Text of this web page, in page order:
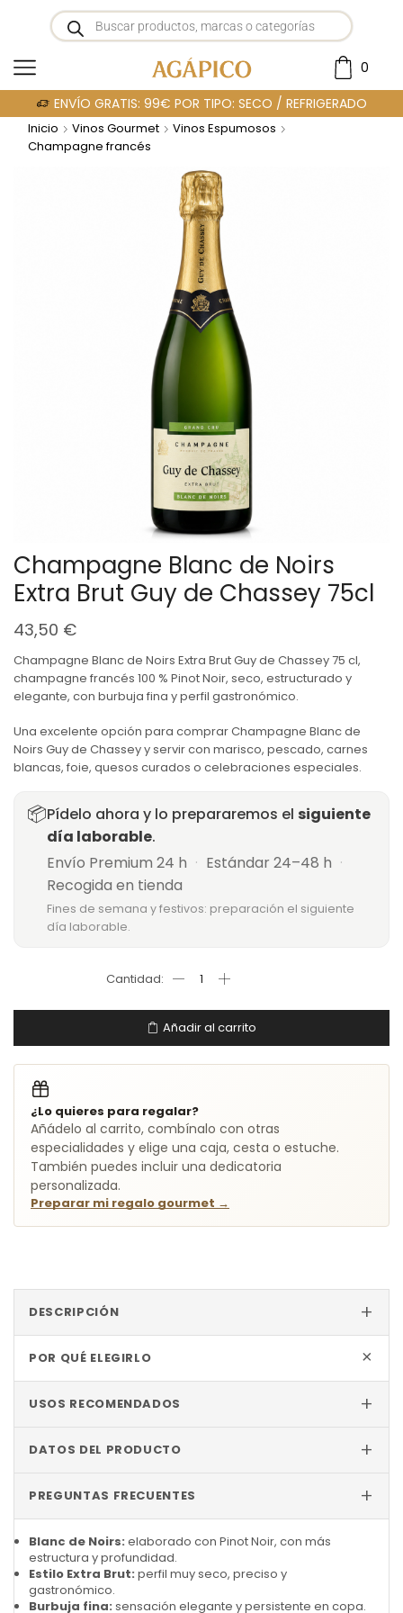
0
ENVÍO GRATIS: 99€ POR TIPO: SECO / REFRIGERADO
Inicio Vinos Gourmet
Vinos Espumosos
Champagne francés
Champagne Blanc de Noirs
Extra Brut Guy de Chassey 75cl
43,50 €
Champagne Blanc de Noirs Extra Brut Guy de Chassey 75 cl,
champagne francés 100 % Pinot Noir, seco, estructurado y
elegante, con burbuja fina y perfil gastronómico.
Una excelente opción para comprar Champagne Blanc de
Noirs Guy de Chassey y servir con marisco, pescado, carnes
blancas, foie, quesos curados o celebraciones especiales.
📦Pídelo ahora y lo prepararemos el siguiente
día laborable.
Envío Premium 24 h · Estándar 24–48 h ·
Recogida en tienda
Fines de semana y festivos: preparación el siguiente
día laborable.
Añadir al carrito
¿Lo quieres para regalar?
Añádelo al carrito, combínalo con otras
especialidades y elige una caja, cesta o estuche.
También puedes incluir una dedicatoria
personalizada.
Preparar mi regalo gourmet →
DESCRIPCIÓN +
POR QUÉ ELEGIRLO +
Blanc de Noirs: elaborado con Pinot Noir, con más
estructura y profundidad.
Estilo Extra Brut: perfil muy seco, preciso y
gastronómico.
Burbuja fina: sensación elegante y persistente en copa.
USOS RECOMENDADOS +
DATOS DEL PRODUCTO +
PREGUNTAS FRECUENTES +